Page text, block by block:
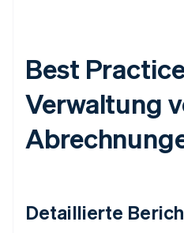
Best
Verwaltung
Detaillierte